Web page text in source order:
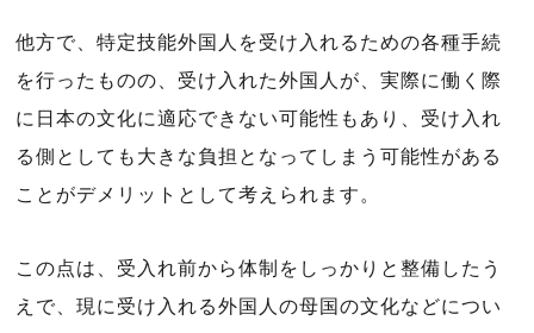
他方で、特定技能外国人を受け入れるための各種手続
を行ったものの、受け入れた外国人が、実際に働く際
に日本の文化に適応できない可能性もあり、受け入れ
る側としても大きな負担となってしまう可能性がある
ことがデメリットとして考えられます。
この点は、受入れ前から体制をしっかりと整備したう
えで、現に受け入れる外国人の母国の文化などについ